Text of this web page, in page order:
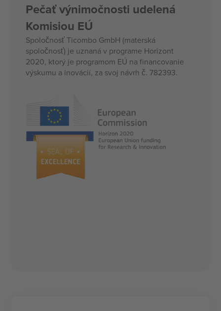
Pečať výnimočnosti udelená
Komisiou EÚ
Spoločnosť Ticombo GmbH (materská
spoločnosť) je uznaná v programe Horizont
2020, ktorý je programom EÚ na financovanie
výskumu a inovácií, za svoj návrh č. 782393.